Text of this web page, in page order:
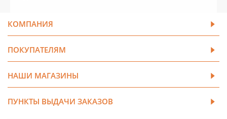
КОМПАНИЯ
ПОКУПАТЕЛЯМ
НАШИ МАГАЗИНЫ
ПУНКТЫ ВЫДАЧИ ЗАКАЗОВ